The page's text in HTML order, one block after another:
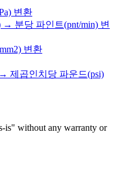
변환
→ 분당 파인트(pnt/min) 변
변환
제곱인치당 파운드(psi)
is" without any warranty or